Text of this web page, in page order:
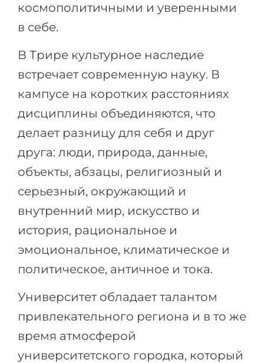
космополитичными и уверенными
в себе.
В Трире культурное наследие
встречает современную науку. В
кампусе на коротких расстояниях
дисциплины объединяются, что
делает разницу для себя и друг
друга: люди, природа, данные,
объекты, абзацы, религиозный и
серьезный, окружающий и
внутренний мир, искусство и
история, рациональное и
эмоциональное, климатическое и
политическое, античное и тока.
Университет обладает талантом
привлекательного региона и в то же
время атмосферой
университетского городка, который